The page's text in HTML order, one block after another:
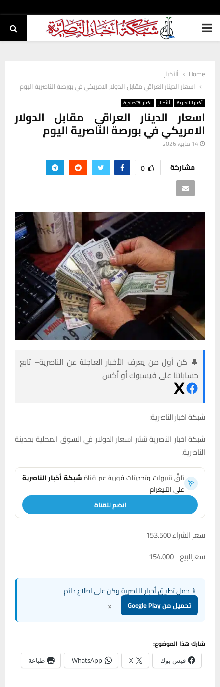
PRIMARY
Home
ألأخبار
اسعار الدينار العراقي مقابل الدولار الامريكي في بورصة الناصرية اليوم
أخبار الناصرية ألأخبار اخبار اقتصادية
اسعار الدينار العراقي مقابل الدولار
الامريكي في بورصة الناصرية اليوم
14 مايو، 2026
مشاركة 0
🔔 كن أول من يعرف الأخبار العاجلة عن الناصرية– تابع
حساباتنا على فيسبوك أو أكس
شبكة اخبار الناصرية:
شبكة اخبار الناصرية تنشر اسعار الدولار في السوق المحلية بمدينة
الناصرية.
تلقَّ تنبيهات وتحديثات فورية عبر قناةشبكة أخبار الناصرية
على التليغرام
انضم للقناة
سعر الشراء 153.500
سعرالبيع 154.000
📱 حمل تطبيق أخبار الناصرية وكن على اطلاع دائم
تحميل من Google Play ×
شارك هذا الموضوع:
فيس بوك X
WhatsApp طباعة